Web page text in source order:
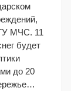
МЧС. 11
будет
до 20